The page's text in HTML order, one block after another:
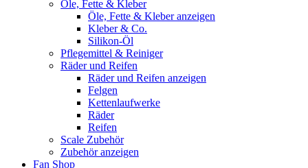
Öle, Fette & Kleber
Öle, Fette & Kleber anzeigen
Kleber & Co.
Silikon-Öl
Pflegemittel & Reiniger
Räder und Reifen
Räder und Reifen anzeigen
Felgen
Kettenlaufwerke
Räder
Reifen
Scale Zubehör
Zubehör anzeigen
Fan Shop